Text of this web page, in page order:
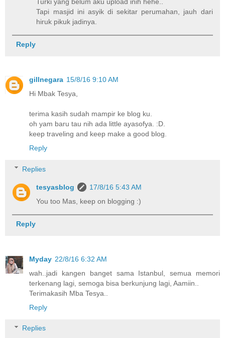
Tapi masjid ini asyik di sekitar perumahan, jauh dari
hiruk pikuk jadinya.
Reply
gillnegara 15/8/16 9:10 AM
Hi Mbak Tesya,
terima kasih sudah mampir ke blog ku.
oh yam baru tau nih ada little ayasofya. :D.
keep traveling and keep make a good blog.
Reply
Replies
tesyasblog
17/8/16 5:43 AM
You too Mas, keep on blogging :)
Reply
Myday 22/8/16 6:32 AM
wah..jadi kangen banget sama Istanbul, semua memori
terkenang lagi, semoga bisa berkunjung lagi, Aamiin..
Terimakasih Mba Tesya..
Reply
Replies